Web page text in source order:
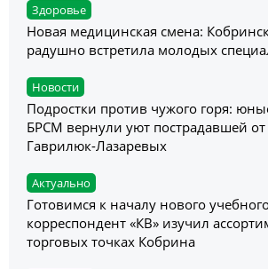
Здоровье
Новая медицинская смена:
радушно встретила молодых
Новости
Подростки против чужого горя:
БРСМ вернули уют пострадавшей
Гаврилюк-Лазаревых
Актуально
Готовимся к началу нового
корреспондент «КВ» изучил
торговых точках Кобрина